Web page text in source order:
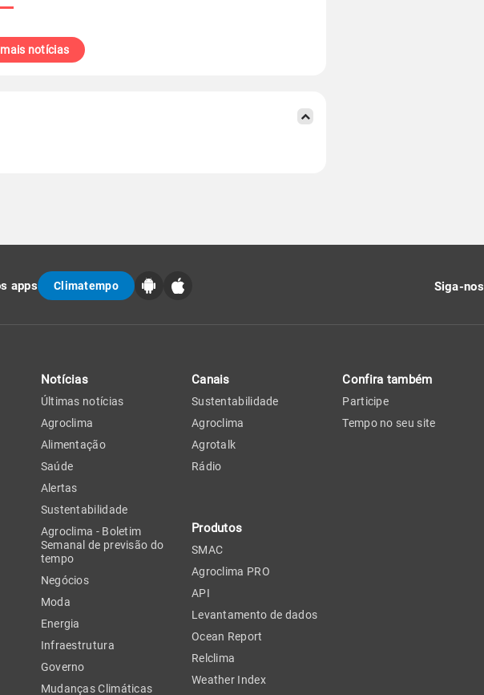
notícias
apps Climatempo Siga-nos
Notícias
Últimas notícias
Agroclima
Alimentação
Saúde
Alertas
Sustentabilidade
Agroclima - Boletim
Semanal de previsão do
tempo
Negócios
Moda
Energia
Infraestrutura
Governo
Mudanças Climáticas
Canais
Sustentabilidade
Agroclima
Agrotalk
Rádio
Produtos
SMAC
Agroclima PRO
API
Levantamento de dados
Ocean Report
Relclima
Weather Index
Confira também
Participe
Tempo no seu site